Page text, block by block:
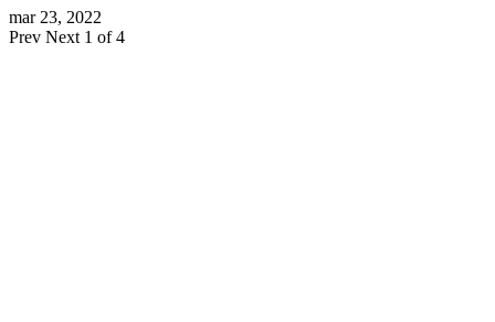
mar 23, 2022
Prev Next 1 of 4